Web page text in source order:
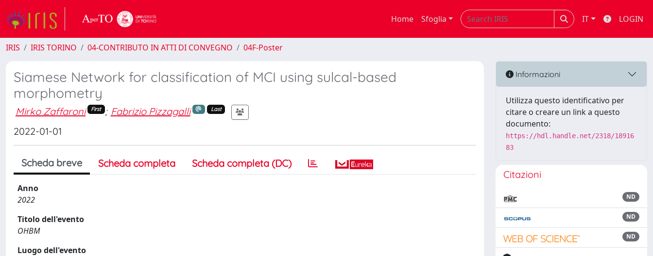
Home Sfoglia IT LOGIN
IRIS IRIS TORINO 04-CONTRIBUTO IN ATTI DI CONVEGNO 04F-Poster
Siamese Network for classification of MCI using sulcal-based
morphometry
Mirko Zaffaroni First ; Fabrizio Pizzagalli Last
2022-01-01
Scheda breve Scheda completa Scheda completa (DC)
Anno
2022
Titolo dell'evento
OHBM
Luogo dell'evento
Informazioni
Utilizza questo identificativo per
citare o creare un link a questo
documento:
https://hdl.handle.net/2318/18916
83
Citazioni
ND
ND
ND